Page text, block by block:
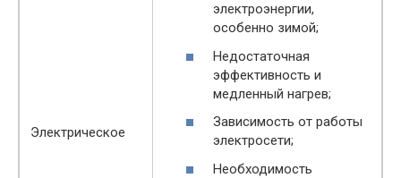
Электрическое
электроэнергии,
особенно зимой;
Недостаточная
эффективность и
медленный нагрев;
Зависимость от работы
электросети;
Необходимость